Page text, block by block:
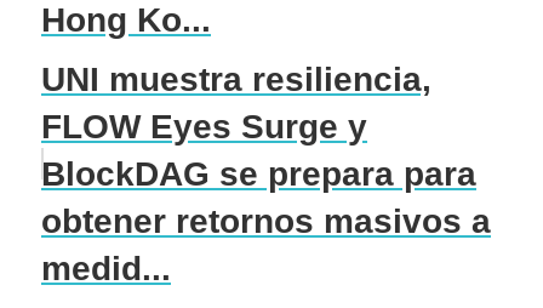
Hong Ko...
UNI muestra resiliencia,
FLOW Eyes Surge y
BlockDAG se prepara para
obtener retornos masivos a
medid...